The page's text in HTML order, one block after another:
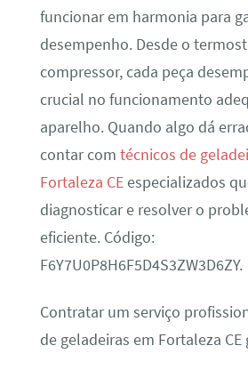
funcionar em harmonia para
desempenho. Desde o
compressor, cada peça
crucial no funcionamento
aparelho. Quando algo dá
contar com técnicos de
Fortaleza CEespecializados
diagnosticar e resolver o
eficiente. Código:
F6Y7U0P8H6F5D4S3ZW3D6ZY.
Contratar um serviço
de geladeiras em Fortaleza